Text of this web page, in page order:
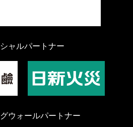
ャルパートナー
ウォールパートナー